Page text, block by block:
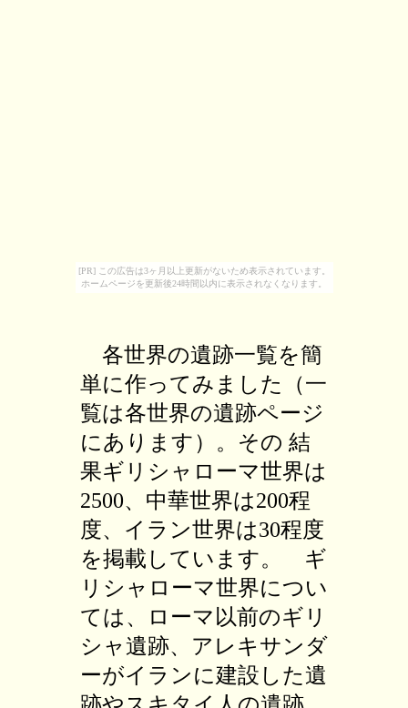
[PR] この広告は3ヶ月以上更新がないため表示されています。
ホームページを更新後24時間以内に表示されなくなります。
各世界の遺跡一覧を簡
単に作ってみました（一
覧は各世界の遺跡ページ
にあります）。その 結
果ギリシャローマ世界は
2500、中華世界は200程
度、イラン世界は30程度
を掲載しています。 ギ
リシャローマ世界につい
ては、ローマ以前のギリ
シャ遺跡、アレキサンダ
ーがイランに建設した遺